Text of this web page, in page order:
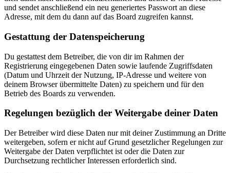
und sendet anschließend ein neu generiertes Passwort an diese
Adresse, mit dem du dann auf das Board zugreifen kannst.
Gestattung der Datenspeicherung
Du gestattest dem Betreiber, die von dir im Rahmen der
Registrierung eingegebenen Daten sowie laufende Zugriffsdaten
(Datum und Uhrzeit der Nutzung, IP-Adresse und weitere von
deinem Browser übermittelte Daten) zu speichern und für den
Betrieb des Boards zu verwenden.
Regelungen bezüglich der Weitergabe deiner Daten
Der Betreiber wird diese Daten nur mit deiner Zustimmung an Dritte
weitergeben, sofern er nicht auf Grund gesetzlicher Regelungen zur
Weitergabe der Daten verpflichtet ist oder die Daten zur
Durchsetzung rechtlicher Interessen erforderlich sind.